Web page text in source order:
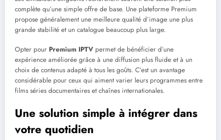
complète qu’une simple offre de base. Une plateforme Premium
propose généralement une meilleure qualité d’image une plus
grande stabilité et un catalogue beaucoup plus large.
Opter pour Premium IPTV permet de bénéficier d’une
expérience améliorée grâce à une diffusion plus fluide et à un
choix de contenus adapté à tous les goûts. C’est un avantage
considérable pour ceux qui aiment varier leurs programmes entre
films séries documentaires et chaînes internationales.
Une solution simple à intégrer dans
votre quotidien